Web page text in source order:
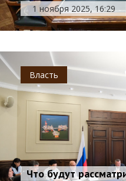
1 ноября 2025, 16:29
Власть
Что будут